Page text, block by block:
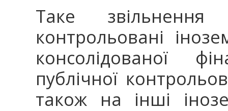
Таке
контрольовані
консолідованої
публічної
також на інші